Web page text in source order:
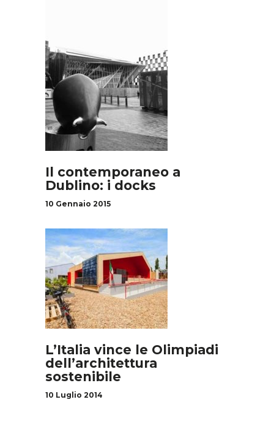
Il contemporaneo a
Dublino: i docks
10 Gennaio 2015
L’Italia vince le Olimpiadi
dell’architettura
sostenibile
10 Luglio 2014